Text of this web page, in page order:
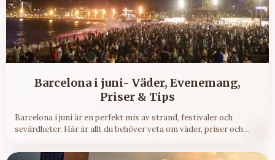
Barcelona i juni- Väder, Evenemang,
Priser & Tips
Barcelona i juni är en perfekt mix av strand, festivaler och
sevärdheter. Här är allt du behöver veta om väder, priser och